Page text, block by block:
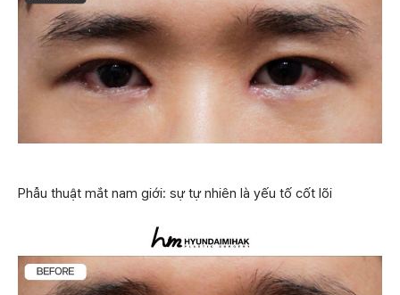
Phẫu thuật mắt nam giới: sự tự nhiên là yếu tố cốt lõi